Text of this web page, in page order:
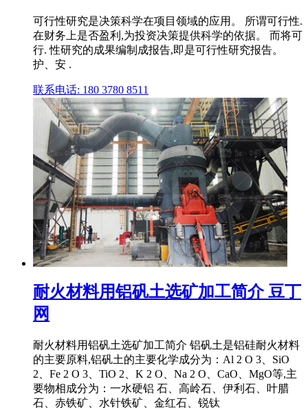
可行性研究是决策科学在项目领域的应用。 所谓可行性.
在财务上是否盈利,为投资决策提供科学的依据。 而将可
行. 性研究的成果编制成报告,即是可行性研究报告。
护、安 .
联系电话: 180 3780 8511
耐火材料用铝矾土选矿加工简介 豆丁
网
耐火材料用铝矾土选矿加工简介 铝矾土是铝硅耐火材料
的主要原料,铝矾土的主要化学成分为：Al 2 O 3、SiO
2、Fe 2 O 3、TiO 2、K 2 O、Na 2 O、CaO、MgO等,主
要物相成分为：一水硬铝 石、高岭石、伊利石、叶腊
石、赤铁矿、水针铁矿、金红石、锐钛